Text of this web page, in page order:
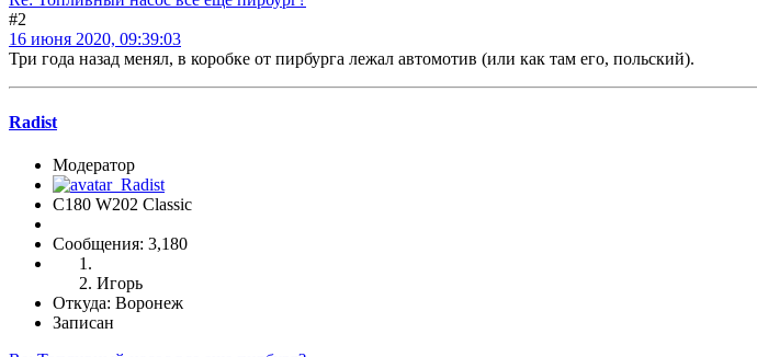
#2
16 июня 2020, 09:39:03
Три года назад менял, в коробке от пирбурга лежал автомотив (или как там его, польский).
Radist
Модератор
C180 W202 Classic
Сообщения: 3,180
Игорь
Откуда: Воронеж
Записан